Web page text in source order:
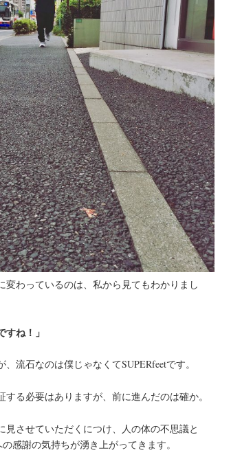
変わっているのは、私から見てもわかりまし
すね！」
流石なのは僕じゃなくてSUPERfeetです。
る必要はありますが、前に進んだのは確か。
見させていただくにつけ、人の体の不思議と
感謝の気持ちが湧き上がってきます。